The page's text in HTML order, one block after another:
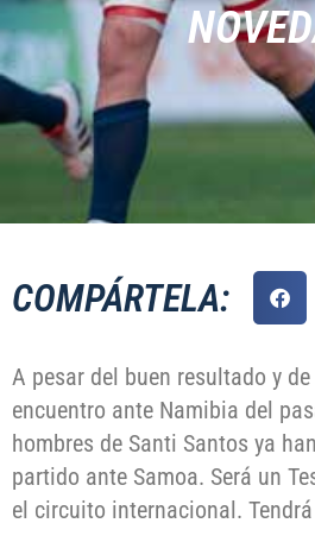
COMPÁRTELA:
A pesar del buen resultado y
encuentro ante Namibia del
hombres de Santi Santos ya
partido ante Samoa. Será un
el circuito internacional.